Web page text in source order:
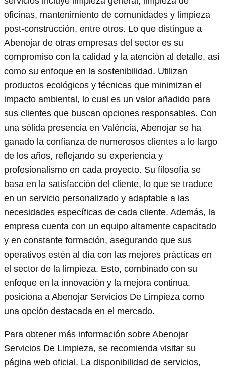
oficinas, mantenimiento de comunidades y limpieza
post-construcción, entre otros. Lo que distingue a
Abenojar de otras empresas del sector es su
compromiso con la calidad y la atención al detalle, así
como su enfoque en la sostenibilidad. Utilizan
productos ecológicos y técnicas que minimizan el
impacto ambiental, lo cual es un valor añadido para
sus clientes que buscan opciones responsables. Con
una sólida presencia en València, Abenojar se ha
ganado la confianza de numerosos clientes a lo largo
de los años, reflejando su experiencia y
profesionalismo en cada proyecto. Su filosofía se
basa en la satisfacción del cliente, lo que se traduce
en un servicio personalizado y adaptable a las
necesidades específicas de cada cliente. Además, la
empresa cuenta con un equipo altamente capacitado
y en constante formación, asegurando que sus
operativos estén al día con las mejores prácticas en
el sector de la limpieza. Esto, combinado con su
enfoque en la innovación y la mejora continua,
posiciona a Abenojar Servicios De Limpieza como
una opción destacada en el mercado.
Para obtener más información sobre Abenojar
Servicios De Limpieza, se recomienda visitar su
página web oficial. La disponibilidad de servicios,